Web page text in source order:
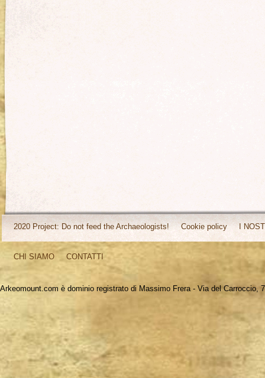
2020 Project: Do not feed the Archaeologists! Cookie policy I
CHI SIAMO CONTATTI
Arkeomount.com è dominio registrato di Massimo Frera - Via del